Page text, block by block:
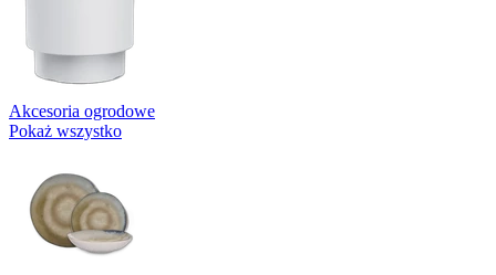
Akcesoria ogrodowe
Pokaż wszystko